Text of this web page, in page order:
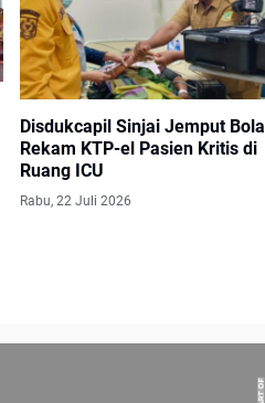
Disdukcapil Sinjai Jemput Bola
Rekam KTP-el Pasien Kritis di
Ruang ICU
Rabu, 22 Juli 2026